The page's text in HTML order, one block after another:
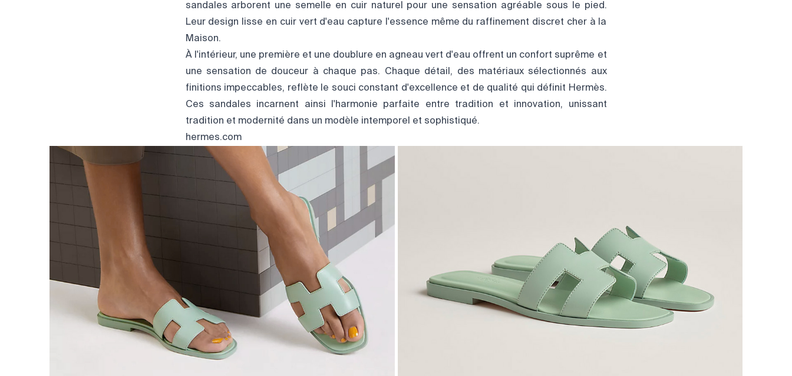
sandales arborent une semelle en cuir naturel pour une sensation agréable sous le pied.
Leur design lisse en cuir vert d'eau capture l'essence même du raffinement discret cher à la
Maison.
À l'intérieur, une première et une doublure en agneau vert d'eau offrent un confort suprême et
une sensation de douceur à chaque pas. Chaque détail, des matériaux sélectionnés aux
finitions impeccables, reflète le souci constant d'excellence et de qualité qui définit Hermès.
Ces sandales incarnent ainsi l'harmonie parfaite entre tradition et innovation, unissant
tradition et modernité dans un modèle intemporel et sophistiqué.
hermes.com